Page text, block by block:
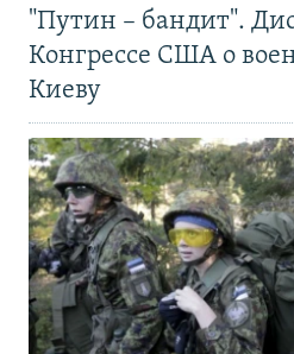
"Путин – бандит".
Конгрессе США о
Киеву